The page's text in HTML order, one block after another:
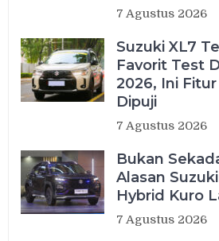
7 Agustus 2026
Suzuki XL7
Favorit Test
2026, Ini
Dipuji
7 Agustus 2026
Bukan
Alasan
Hybrid Kuro
7 Agustus 2026